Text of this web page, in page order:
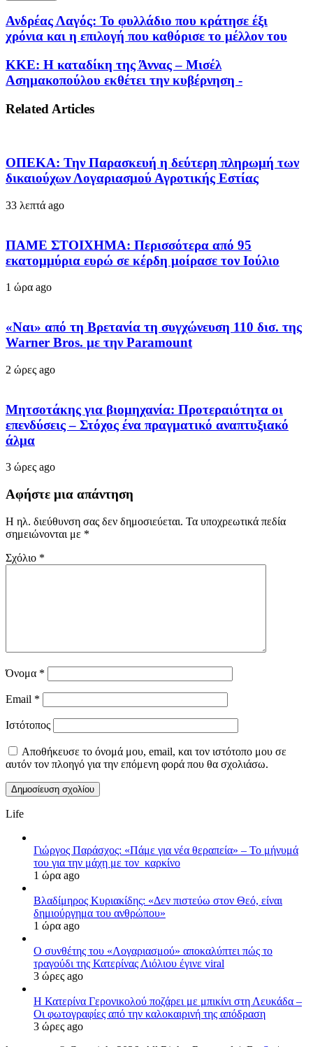
Ανδρέας Λαγός: Το φυλλάδιο που κράτησε έξι
χρόνια και η επιλογή που καθόρισε το μέλλον του
ΚΚΕ: Η καταδίκη της Άννας – Μισέλ
Ασημακοπούλου εκθέτει την κυβέρνηση -
Related Articles
ΟΠΕΚΑ: Την Παρασκευή η δεύτερη πληρωμή των
δικαιούχων Λογαριασμού Αγροτικής Εστίας
33 λεπτά ago
ΠΑΜΕ ΣΤΟΙΧΗΜΑ: Περισσότερα από 95
εκατομμύρια ευρώ σε κέρδη μοίρασε τον Ιούλιο
1 ώρα ago
«Ναι» από τη Βρετανία τη συγχώνευση 110 δισ. της
Warner Bros. με την Paramount
2 ώρες ago
Μητσοτάκης για βιομηχανία: Προτεραιότητα οι
επενδύσεις – Στόχος ένα πραγματικό αναπτυξιακό
άλμα
3 ώρες ago
Αφήστε μια απάντηση
Η ηλ. διεύθυνση σας δεν δημοσιεύεται. Τα υποχρεωτικά πεδία
σημειώνονται με *
Σχόλιο *
Όνομα *
Email *
Ιστότοπος
Αποθήκευσε το όνομά μου, email, και τον ιστότοπο μου σε
αυτόν τον πλοηγό για την επόμενη φορά που θα σχολιάσω.
Life
Γιώργος Παράσχος: «Πάμε για νέα θεραπεία» – Το μήνυμά
του για την μάχη με τον καρκίνο
1 ώρα ago
Βλαδίμηρος Κυριακίδης: «Δεν πιστεύω στον Θεό, είναι
δημιούργημα του ανθρώπου»
1 ώρα ago
Ο συνθέτης του «Λογαριασμού» αποκαλύπτει πώς το
τραγούδι της Κατερίνας Λιόλιου έγινε viral
3 ώρες ago
Η Κατερίνα Γερονικολού ποζάρει με μπικίνι στη Λευκάδα –
Οι φωτογραφίες από την καλοκαιρινή της απόδραση
3 ώρες ago